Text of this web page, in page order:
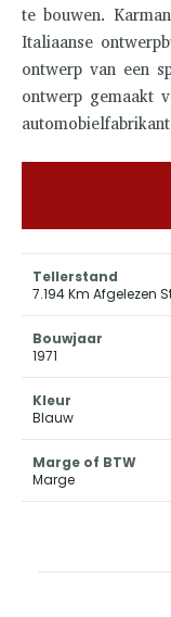
te bouwen.
Italiaanse
ontwerp van een
ontwerp gemaakt
Tellerstand
7.194 Km Afgelezen
Bouwjaar
1971
Kleur
Blauw
Marge of BTW
Marge